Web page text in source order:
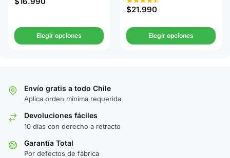
Elegir opciones
$21.990
Elegir opciones
Envío gratis a todo Chile
Aplica orden minima requerida
Devoluciones fáciles
10 días con derecho a retracto
Garantía Total
Por defectos de fábrica